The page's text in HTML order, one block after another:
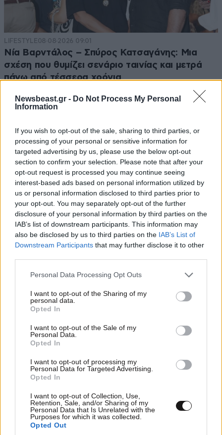
Newsbeast.gr - Do Not Process My Personal
Information
If you wish to opt-out of the sale, sharing to third parties, or
processing of your personal or sensitive information for
targeted advertising by us, please use the below opt-out
section to confirm your selection. Please note that after your
opt-out request is processed you may continue seeing
interest-based ads based on personal information utilized by
us or personal information disclosed to third parties prior to
your opt-out. You may separately opt-out of the further
disclosure of your personal information by third parties on the
IAB’s list of downstream participants. This information may
also be disclosed by us to third parties on the IAB’s List of
Downstream Participants that may further disclose it to other
Please note that this website/app uses one or more Google
not limited to your visit or usage behaviour. You may click to
grant or deny consent to Google and its third-party tags to
use your data for below specified purposes in below Google
consent section.
Personal Data Processing Opt Outs
I want to opt-out of the Sharing of my
personal data.
Opted In
I want to opt-out of the Sale of my
Personal Data.
Opted In
I want to opt-out of processing my
Personal Data for Targeted Advertising.
Opted In
I want to opt-out of Collection, Use,
Retention, Sale, and/or Sharing of my
Personal Data that Is Unrelated with the
Purposes for which it was collected.
Opted Out
LIFESTYLE08·08·2026 09:01
Νία Βαρντάλος – Σπύρος Κατσαγάνης: Μια
σχέση που θυμίζει σενάριο ταινίας και μετρά
πάνω από τέσσερα χρόνια